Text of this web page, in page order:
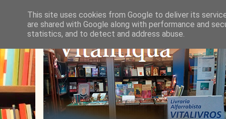
This site uses cookies from Google to deliver its
are shared with Google along with performance and
statistics, and to detect and address abuse.